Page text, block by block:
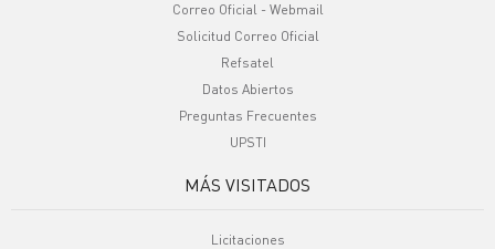
Correo Oficial - Webmail
Solicitud Correo Oficial
Refsatel
Datos Abiertos
Preguntas Frecuentes
UPSTI
MÁS VISITADOS
Licitaciones